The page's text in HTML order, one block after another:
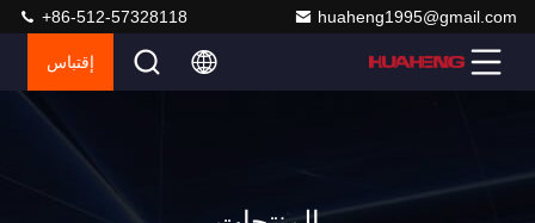
huaheng1995@gmail.com
+86-512-57328118
إقتباس